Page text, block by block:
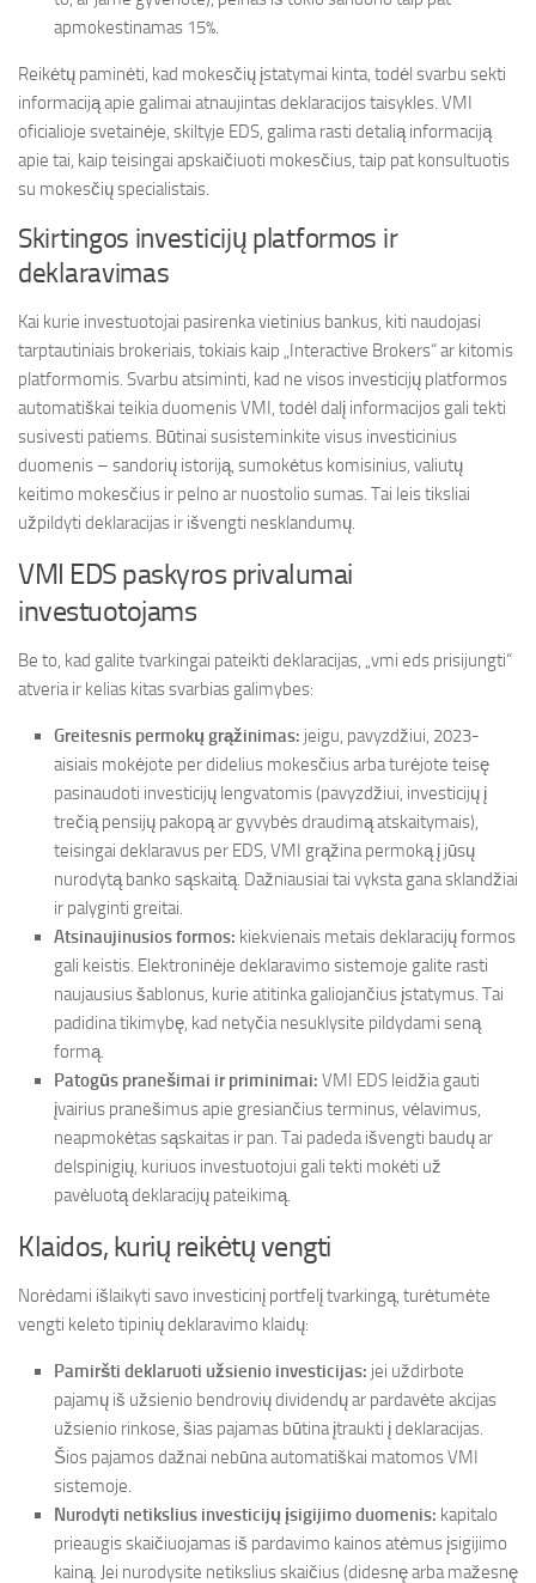
apmokestinamas 15%.
Reikėtų paminėti, kad mokesčių įstatymai kinta, todėl svarbu sekti
informaciją apie galimai atnaujintas deklaracijos taisykles. VMI
oficialioje svetainėje, skiltyje EDS, galima rasti detalią informaciją
apie tai, kaip teisingai apskaičiuoti mokesčius, taip pat konsultuotis
su mokesčių specialistais.
Skirtingos investicijų platformos ir
deklaravimas
Kai kurie investuotojai pasirenka vietinius bankus, kiti naudojasi
tarptautiniais brokeriais, tokiais kaip „Interactive Brokers“ ar kitomis
platformomis. Svarbu atsiminti, kad ne visos investicijų platformos
automatiškai teikia duomenis VMI, todėl dalį informacijos gali tekti
susivesti patiems. Būtinai susisteminkite visus investicinius
duomenis – sandorių istoriją, sumokėtus komisinius, valiutų
keitimo mokesčius ir pelno ar nuostolio sumas. Tai leis tiksliai
užpildyti deklaracijas ir išvengti nesklandumų.
VMI EDS paskyros privalumai
investuotojams
Be to, kad galite tvarkingai pateikti deklaracijas, „vmi eds prisijungti“
atveria ir kelias kitas svarbias galimybes:
Greitesnis permokų grąžinimas: jeigu, pavyzdžiui, 2023-
aisiais mokėjote per didelius mokesčius arba turėjote teisę
pasinaudoti investicijų lengvatomis (pavyzdžiui, investicijų į
trečią pensijų pakopą ar gyvybės draudimą atskaitymais),
teisingai deklaravus per EDS, VMI grąžina permoką į jūsų
nurodytą banko sąskaitą. Dažniausiai tai vyksta gana sklandžiai
ir palyginti greitai.
Atsinaujinusios formos: kiekvienais metais deklaracijų formos
gali keistis. Elektroninėje deklaravimo sistemoje galite rasti
naujausius šablonus, kurie atitinka galiojančius įstatymus. Tai
padidina tikimybę, kad netyčia nesuklysite pildydami seną
formą.
Patogūs pranešimai ir priminimai: VMI EDS leidžia gauti
įvairius pranešimus apie gresiančius terminus, vėlavimus,
neapmokėtas sąskaitas ir pan. Tai padeda išvengti baudų ar
delspinigių, kuriuos investuotojui gali tekti mokėti už
pavėluotą deklaracijų pateikimą.
Klaidos, kurių reikėtų vengti
Norėdami išlaikyti savo investicinį portfelį tvarkingą, turėtumėte
vengti keleto tipinių deklaravimo klaidų:
Pamiršti deklaruoti užsienio investicijas: jei uždirbote
pajamų iš užsienio bendrovių dividendų ar pardavėte akcijas
užsienio rinkose, šias pajamas būtina įtraukti į deklaracijas.
Šios pajamos dažnai nebūna automatiškai matomos VMI
sistemoje.
Nurodyti netikslius investicijų įsigijimo duomenis: kapitalo
prieaugis skaičiuojamas iš pardavimo kainos atėmus įsigijimo
kainą. Jei nurodysite netikslius skaičius (didesnę arba mažesnę